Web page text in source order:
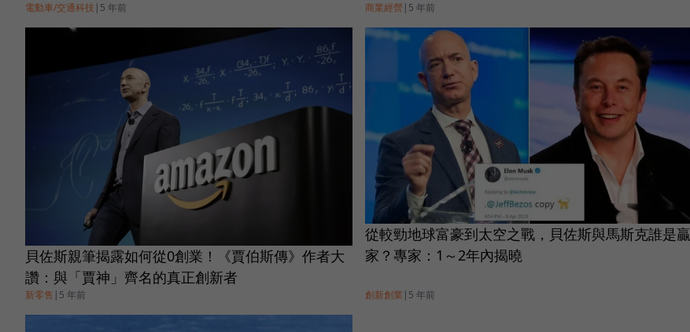
電動車/交通科技 | 5 年前 商業經營| 5 年前
貝佐斯親筆揭露如何從0創業！《賈伯斯傳》作者大
讚：與「賈神」齊名的真正創新者
新零售 | 5 年前
從較勁地球富豪到太空之戰，貝佐斯與馬斯克誰是贏
家？專家：1～2年內揭曉
創新創業 | 5 年前